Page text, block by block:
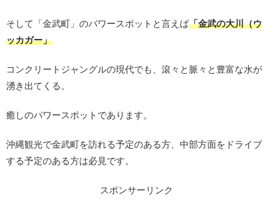
そして「金武町」のパワースポットと言えば「金武の大川（ウ
ッカガー」
コンクリートジャングルの現代でも、滾々と脈々と豊富な水が
湧き出てくる。
癒しのパワースポットであります。
沖縄観光で金武町を訪れる予定のある方、中部方面をドライブ
する予定のある方は必見です。
スポンサーリンク